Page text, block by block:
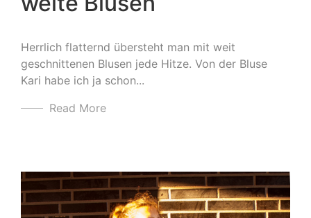
Herrlich flatternd übersteht man mit weit
geschnittenen Blusen jede Hitze. Von der Bluse
Kari habe ich ja schon...
Read More